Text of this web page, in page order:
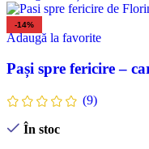
-14%
Adaugă la favorite
Pași spre fericire –
(9)
În stoc